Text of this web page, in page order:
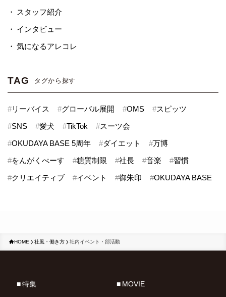
スタッフ紹介
インタビュー
気になるアレコレ
TAG タグから探す
#リーバイス #グローバル展開 #OMS #スピッツ
#SNS #愛犬 #TikTok #スーツ会
#OKUDAYA BASE 5周年 #ダイエット #万博
#をんがくべーす #糖質制限 #社長 #音楽 #習慣
#クリエイティブ #イベント #御朱印 #OKUDAYA BASE
HOME 社風・働き方 社内イベント・部活動
特集 MOVIE